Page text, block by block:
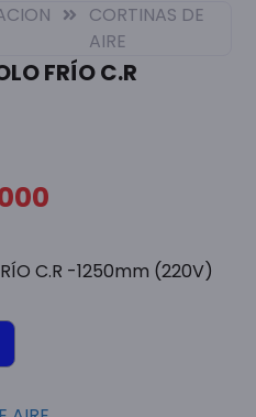
CORTINAS DE
AIRE
FRÍO C.R
C.R -1250mm (220V)